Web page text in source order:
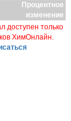
Процентное
изменение
доступен только
ХимОнлайн.